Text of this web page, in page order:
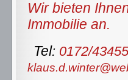
Wir bieten
Immobilie an.
Tel: 0172/